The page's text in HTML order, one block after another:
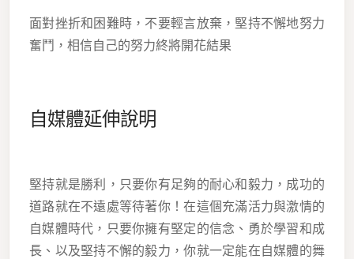
面對挫折和困難時，不要輕言放棄，堅持不懈地努力
奮鬥，相信自己的努力終將開花結果
自媒體延伸說明
堅持就是勝利，只要你有足夠的耐心和毅力，成功的
道路就在不遠處等待著你！在這個充滿活力與激情的
自媒體時代，只要你擁有堅定的信念、勇於學習和成
長、以及堅持不懈的毅力，你就一定能在自媒體的舞